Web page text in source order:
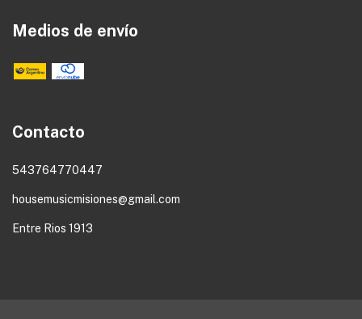
Medios de envío
Contacto
543764770447
housemusicmisiones@gmail.com
Entre Rios 1913